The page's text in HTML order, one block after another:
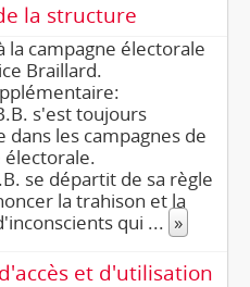
la structure
la campagne électorale
Braillard.
s'est toujours
dans les campagnes de
se départit de sa règle
la trahison et la
qui ... »
et d'utilisation